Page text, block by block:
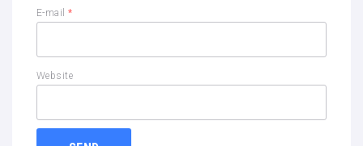
E-mail*
Website